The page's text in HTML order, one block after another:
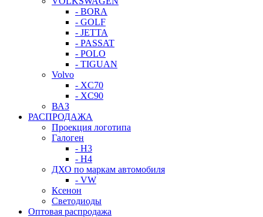
- BORA
- GOLF
- JETTA
- PASSAT
- POLO
- TIGUAN
Volvo
- XC70
- XC90
ВАЗ
РАСПРОДАЖА
Проекция логотипа
Галоген
- H3
- H4
ДХО по маркам автомобиля
- VW
Ксенон
Светодиоды
Оптовая распродажа